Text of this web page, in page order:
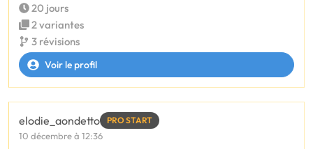
20 jours
2 variantes
3 révisions
Voir le profil
elodie_aondetto PRO START
10 décembre à 12:36